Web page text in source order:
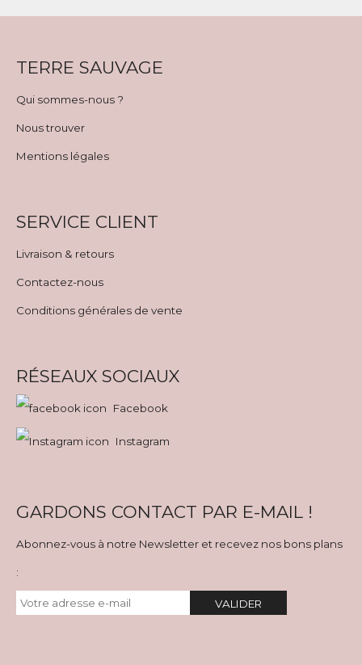
TERRE SAUVAGE
Qui sommes-nous ?
Nous trouver
Mentions légales
SERVICE CLIENT
Livraison & retours
Contactez-nous
Conditions générales de vente
RÉSEAUX SOCIAUX
Facebook
Instagram
GARDONS CONTACT PAR E-MAIL !
Abonnez-vous à notre Newsletter et recevez nos bons plans
:
VALIDER